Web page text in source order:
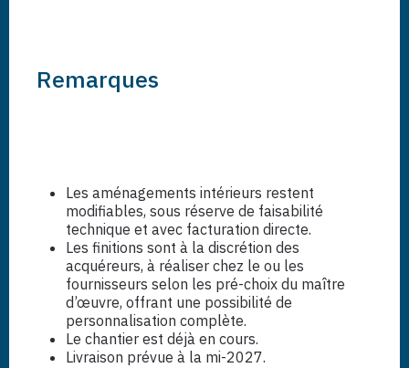
Remarques
Les aménagements intérieurs restent
modifiables, sous réserve de faisabilité
technique et avec facturation directe.
Les finitions sont à la discrétion des
acquéreurs, à réaliser chez le ou les
fournisseurs selon les pré-choix du maître
d’œuvre, offrant une possibilité de
personnalisation complète.
Le chantier est déjà en cours.
Livraison prévue à la mi-2027.